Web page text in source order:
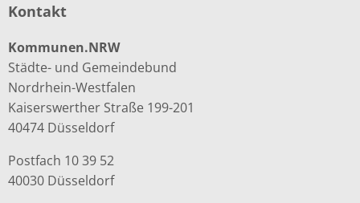
Kontakt
Kommunen.NRW
Städte- und Gemeindebund
Nordrhein-Westfalen
Kaiserswerther Straße 199-201
40474 Düsseldorf
Postfach 10 39 52
40030 Düsseldorf